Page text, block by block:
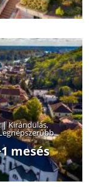
|Kirándulás,
mesés